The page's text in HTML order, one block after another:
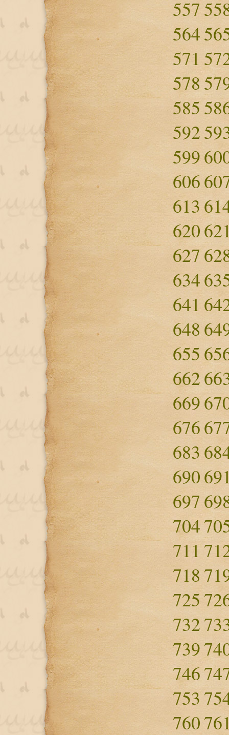
557
564
571
578
585
592
599
606
613
620
627
634
641
648
655
662
669
676
683
690
697
704
711
718
725
732
739
746
753
760